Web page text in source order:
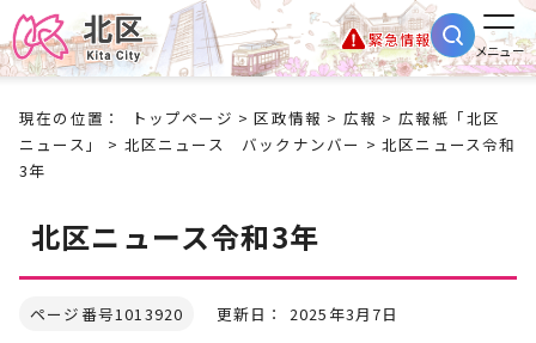
緊急情報
メニュー
現在の位置： トップページ >区政情報 > 広報 > 広報紙「北区
ニュース」
> 北区ニュース バックナンバー > 北区ニュース令和
3年
北区ニュース令和3年
ページ番号1013920 更新日： 2025年3月7日